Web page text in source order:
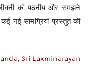
को पठनीय और समझने
नई सामग्रियाँ प्रस्तुत की
Sri Laxminarayan